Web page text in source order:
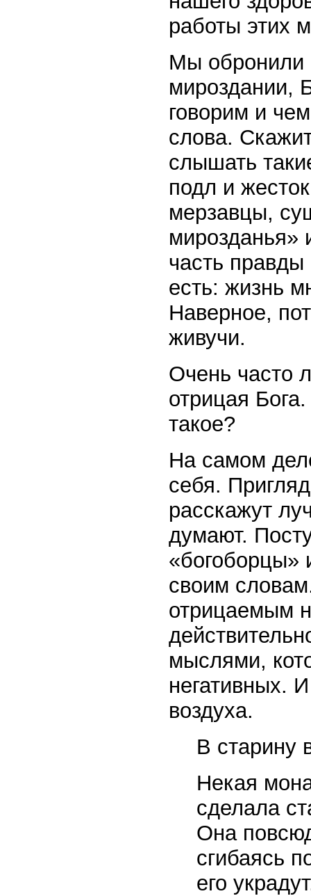
работы этих
Мы обронили
мироздании,
говорим и
слова.
слышать
подл и
мерзавцы,
мирозданья»
часть правды
есть: жизнь
Наверное,
живучи.
Очень часто
отрицая
такое?
На самом
себя.
расскажут
думают.
«богоборцы»
своим
отрицаемым
мыслями,
негативных.
воздуха.
В старину
Некая
сделала
Она
сгибаясь
его